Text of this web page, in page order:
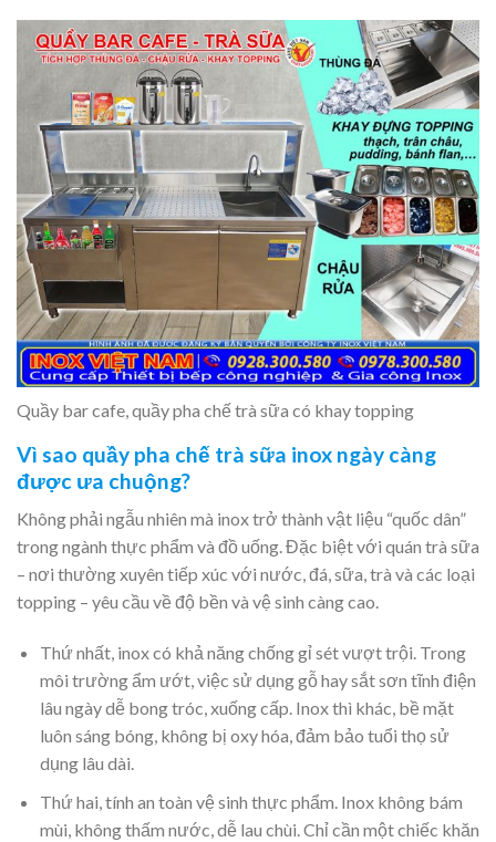
Quầy bar cafe, quầy pha chế trà sữa có khay topping
Vì sao quầy pha chế trà sữa inox ngày càng
được ưa chuộng?
Không phải ngẫu nhiên mà inox trở thành vật liệu “quốc dân”
trong ngành thực phẩm và đồ uống. Đặc biệt với quán trà sữa
– nơi thường xuyên tiếp xúc với nước, đá, sữa, trà và các loại
topping – yêu cầu về độ bền và vệ sinh càng cao.
Thứ nhất, inox có khả năng chống gỉ sét vượt trội. Trong
môi trường ẩm ướt, việc sử dụng gỗ hay sắt sơn tĩnh điện
lâu ngày dễ bong tróc, xuống cấp. Inox thì khác, bề mặt
luôn sáng bóng, không bị oxy hóa, đảm bảo tuổi thọ sử
dụng lâu dài.
Thứ hai, tính an toàn vệ sinh thực phẩm. Inox không bám
mùi, không thấm nước, dễ lau chùi. Chỉ cần một chiếc khăn